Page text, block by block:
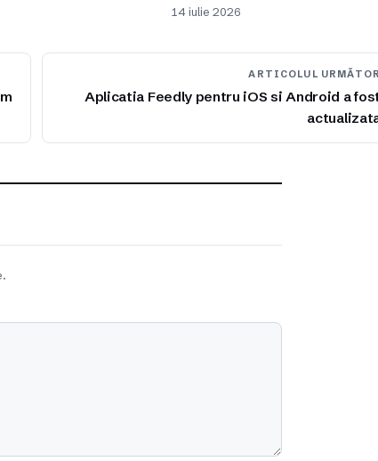
14 iulie 2026
ARTICOLUL URMĂTOR
Aplicatia Feedly pentru iOS si Android a